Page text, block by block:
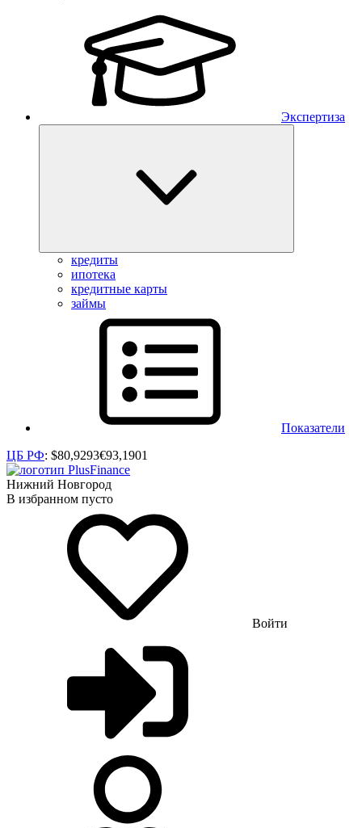
Экспертиза
кредиты
ипотека
кредитные карты
займы
Показатели
ЦБ РФ: $80,9293€93,1901
Нижний Новгород
В избранном пусто
Войти